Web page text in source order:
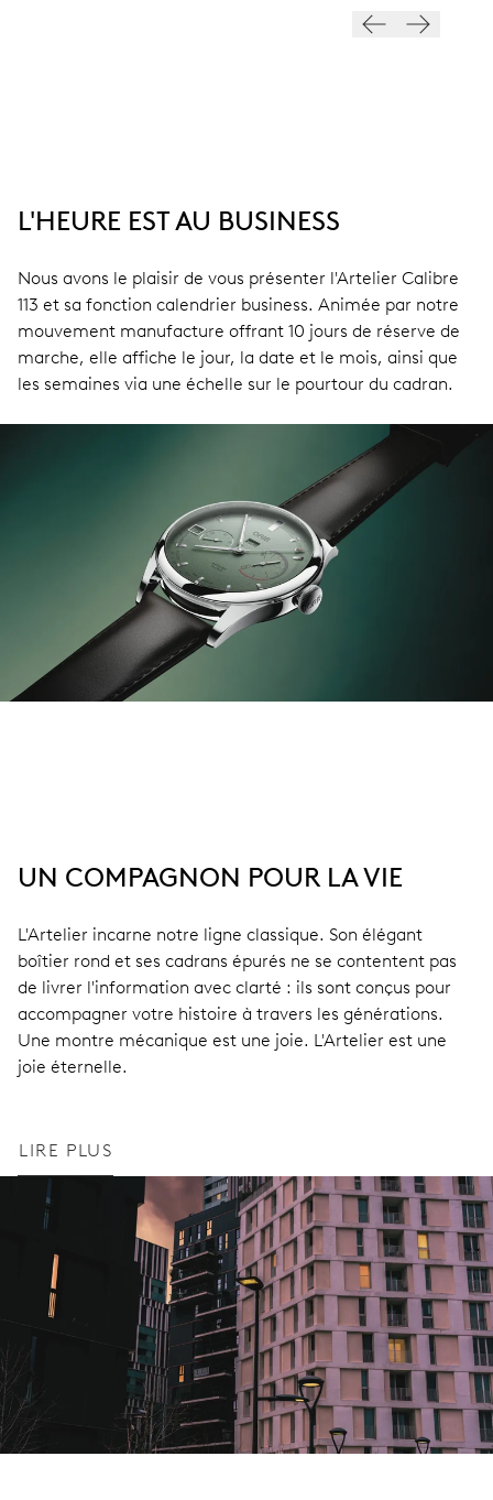
L'HEURE EST AU BUSINESS
Nous avons le plaisir de vous présenter l'Artelier Calibre
113 et sa fonction calendrier business. Animée par notre
mouvement manufacture offrant 10 jours de réserve de
marche, elle affiche le jour, la date et le mois, ainsi que
les semaines via une échelle sur le pourtour du cadran.
UN COMPAGNON POUR LA VIE
L'Artelier incarne notre ligne classique. Son élégant
boîtier rond et ses cadrans épurés ne se contentent pas
de livrer l'information avec clarté : ils sont conçus pour
accompagner votre histoire à travers les générations.
Une montre mécanique est une joie. L'Artelier est une
joie éternelle.
LIRE PLUS